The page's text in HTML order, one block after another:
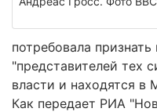
потребовала
"представителей тех
власти и находятся в
Как передает РИА